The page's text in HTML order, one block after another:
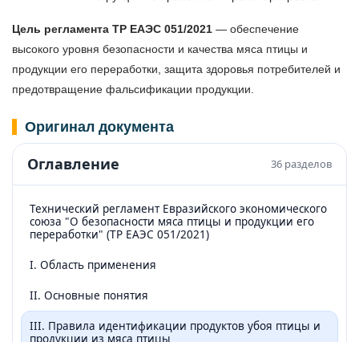
Цель регламента ТР ЕАЭС 051/2021 — обеспечение
высокого уровня безопасности и качества мяса птицы и
продукции его переработки, защита здоровья потребителей и
предотвращение фальсификации продукции.
Оригинал документа
Оглавление 36 разделов
Технический регламент Евразийского экономического
союза "О безопасности мяса птицы и продукции его
переработки" (ТР ЕАЭС 051/2021)
I. Область применения
II. Основные понятия
III. Правила идентификации продуктов убоя птицы и
продукции из мяса птицы